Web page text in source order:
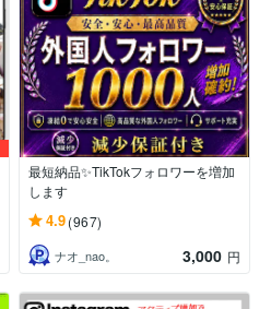
最短納品✨TikTokフォロワーを増加
します
4.9(967)
ナオ_nao。 3,000 円